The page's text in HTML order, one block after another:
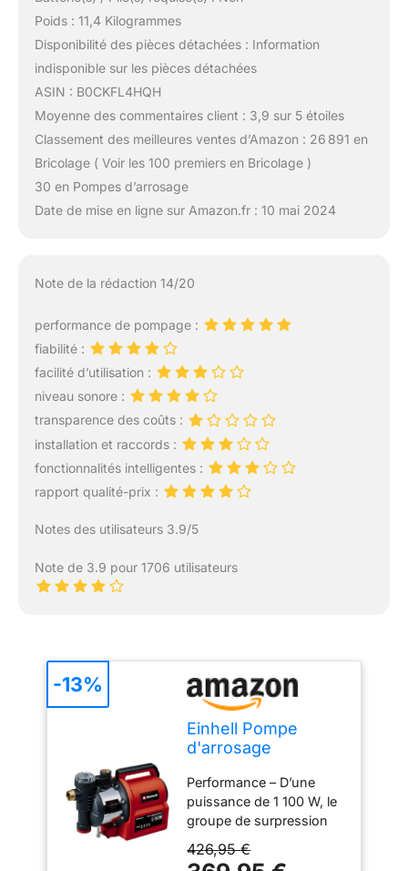
Poids : 11,4 Kilogrammes
Disponibilité des pièces détachées : Information
indisponible sur les pièces détachées
ASIN : B0CKFL4HQH
Moyenne des commentaires client : 3,9 sur 5 étoiles
Classement des meilleures ventes d’Amazon : 26 891 en
Bricolage ( Voir les 100 premiers en Bricolage )
30 en Pompes d’arrosage
Date de mise en ligne sur Amazon.fr : 10 mai 2024
Note de la rédaction 14/20
performance de pompage :
fiabilité :
facilité d’utilisation :
niveau sonore :
transparence des coûts :
installation et raccords :
fonctionnalités intelligentes :
rapport qualité-prix :
Notes des utilisateurs 3.9/5
Note de 3.9 pour 1706 utilisateurs
Einhell Pompe
d'arrosage
1144 SMART
Performance – D’une
puissance de 1 100 W, le
groupe de surpression
automatique GE-AW
1144 SMART Einhell
426,95 €
-13%